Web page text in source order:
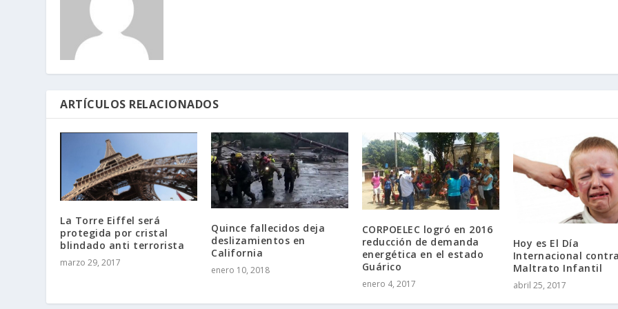
ARTÍCULOS RELACIONADOS
La Torre Eiffel será
protegida por cristal
blindado anti terrorista
marzo 29, 2017
Quince fallecidos deja
deslizamientos en
California
enero 10, 2018
CORPOELEC logró en 2016
reducción de demanda
energética en el estado
Guárico
enero 4, 2017
Hoy es El Día
Internacional
Maltrato Infantil
abril 25, 2017